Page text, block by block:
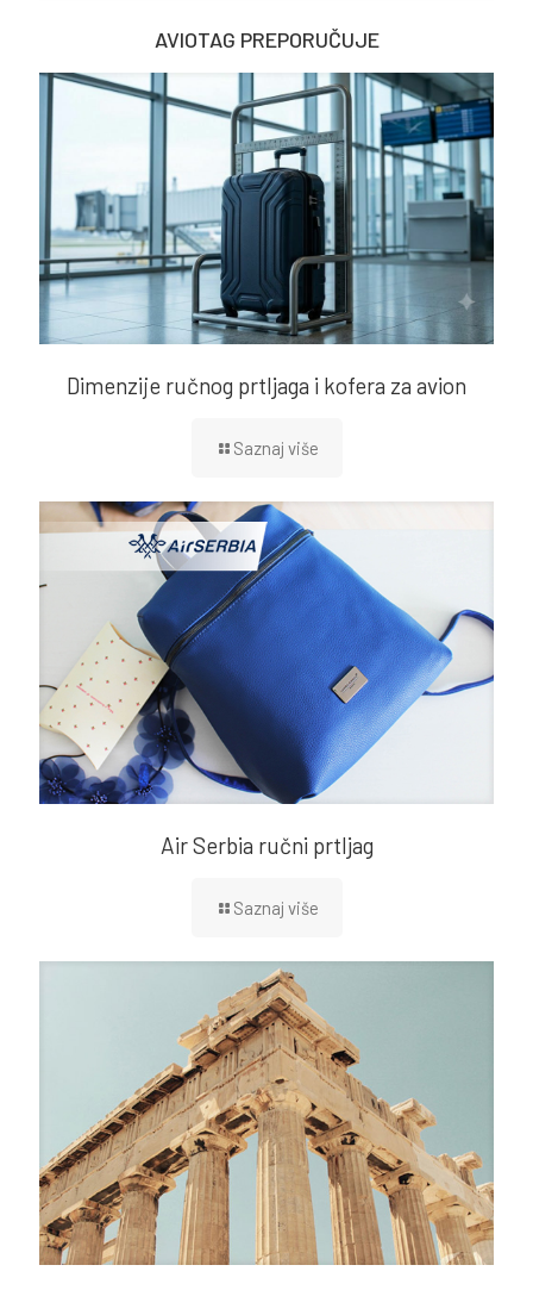
AVIOTAG PREPORUČUJE
Dimenzije ručnog prtljaga i kofera za avion
Saznaj više
Air Serbia ručni prtljag
Saznaj više